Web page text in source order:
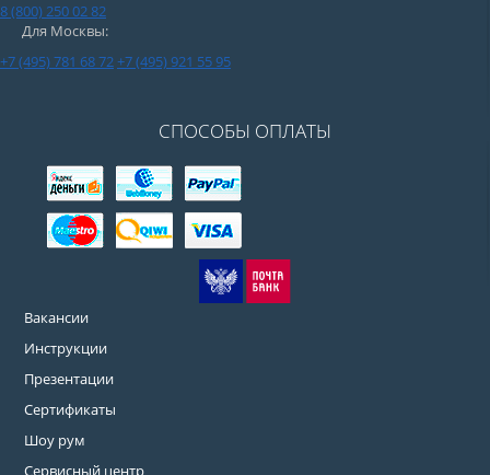
8 (800) 250 02 82
Для Москвы:
+7 (495) 781 68 72+7 (495) 921 55 95
СПОСОБЫ ОПЛАТЫ
Вакансии
Инструкции
Презентации
Сертификаты
Шоу рум
Сервисный центр